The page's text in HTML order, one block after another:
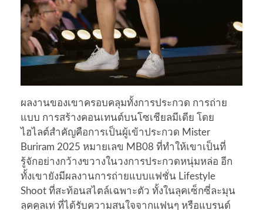
ผลงานของเขาครอบคลุมทั้งการประกวด การถ่าย
แบบ การสร้างคอนเทนต์บนโซเชียลมีเดีย โดย
ไฮไลต์สำคัญคือการเป็นผู้เข้าประกวด Mister
Buriram 2025 หมายเลข MB08 ที่ทำให้เขาเป็นที่
รู้จักอย่างกว้างขวางในวงการประกวดหนุ่มหล่อ อีก
ทั้งเขายังมีผลงานการถ่ายแบบแฟชั่น Lifestyle
Shoot ที่สะท้อนสไตล์เฉพาะตัว ทั้งในลุคเซ็กซี่ละมุน
ลุคคูลเท่ ที่ได้รับความสนใจจากแฟนๆ หรือแบรนด์